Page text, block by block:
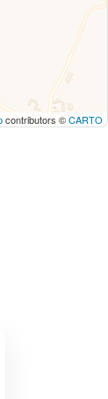
contributors ©CARTO